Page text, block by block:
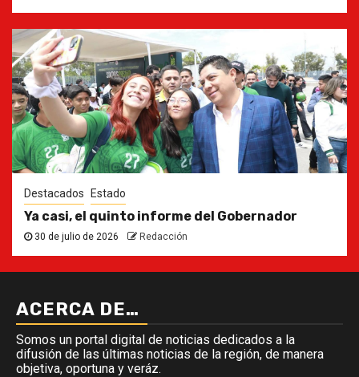
Destacados Estado
Ya casi, el quinto informe del Gobernador
30 de julio de 2026 Redacción
ACERCA DE…
Somos un portal digital de noticias dedicados a la
difusión de las últimas noticias de la región, de manera
objetiva, oportuna y veráz.